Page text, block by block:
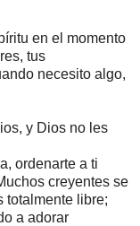
en el momento
tus
necesito algo,
y Dios no les
ordenarte a ti
creyentes se
totalmente libre;
a adorar